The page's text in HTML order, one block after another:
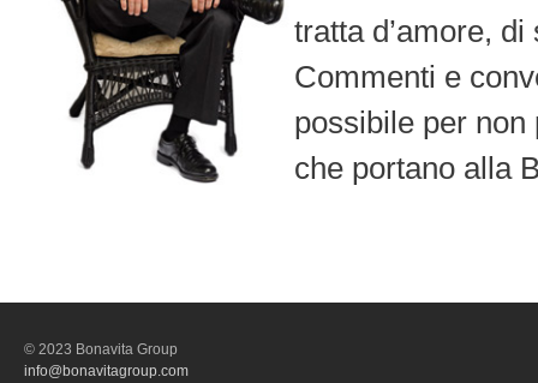
tratta d’amore,
Commenti e
possibile per
che portano alla
© 2023 Bonavita Group
info@bonavitagroup.com